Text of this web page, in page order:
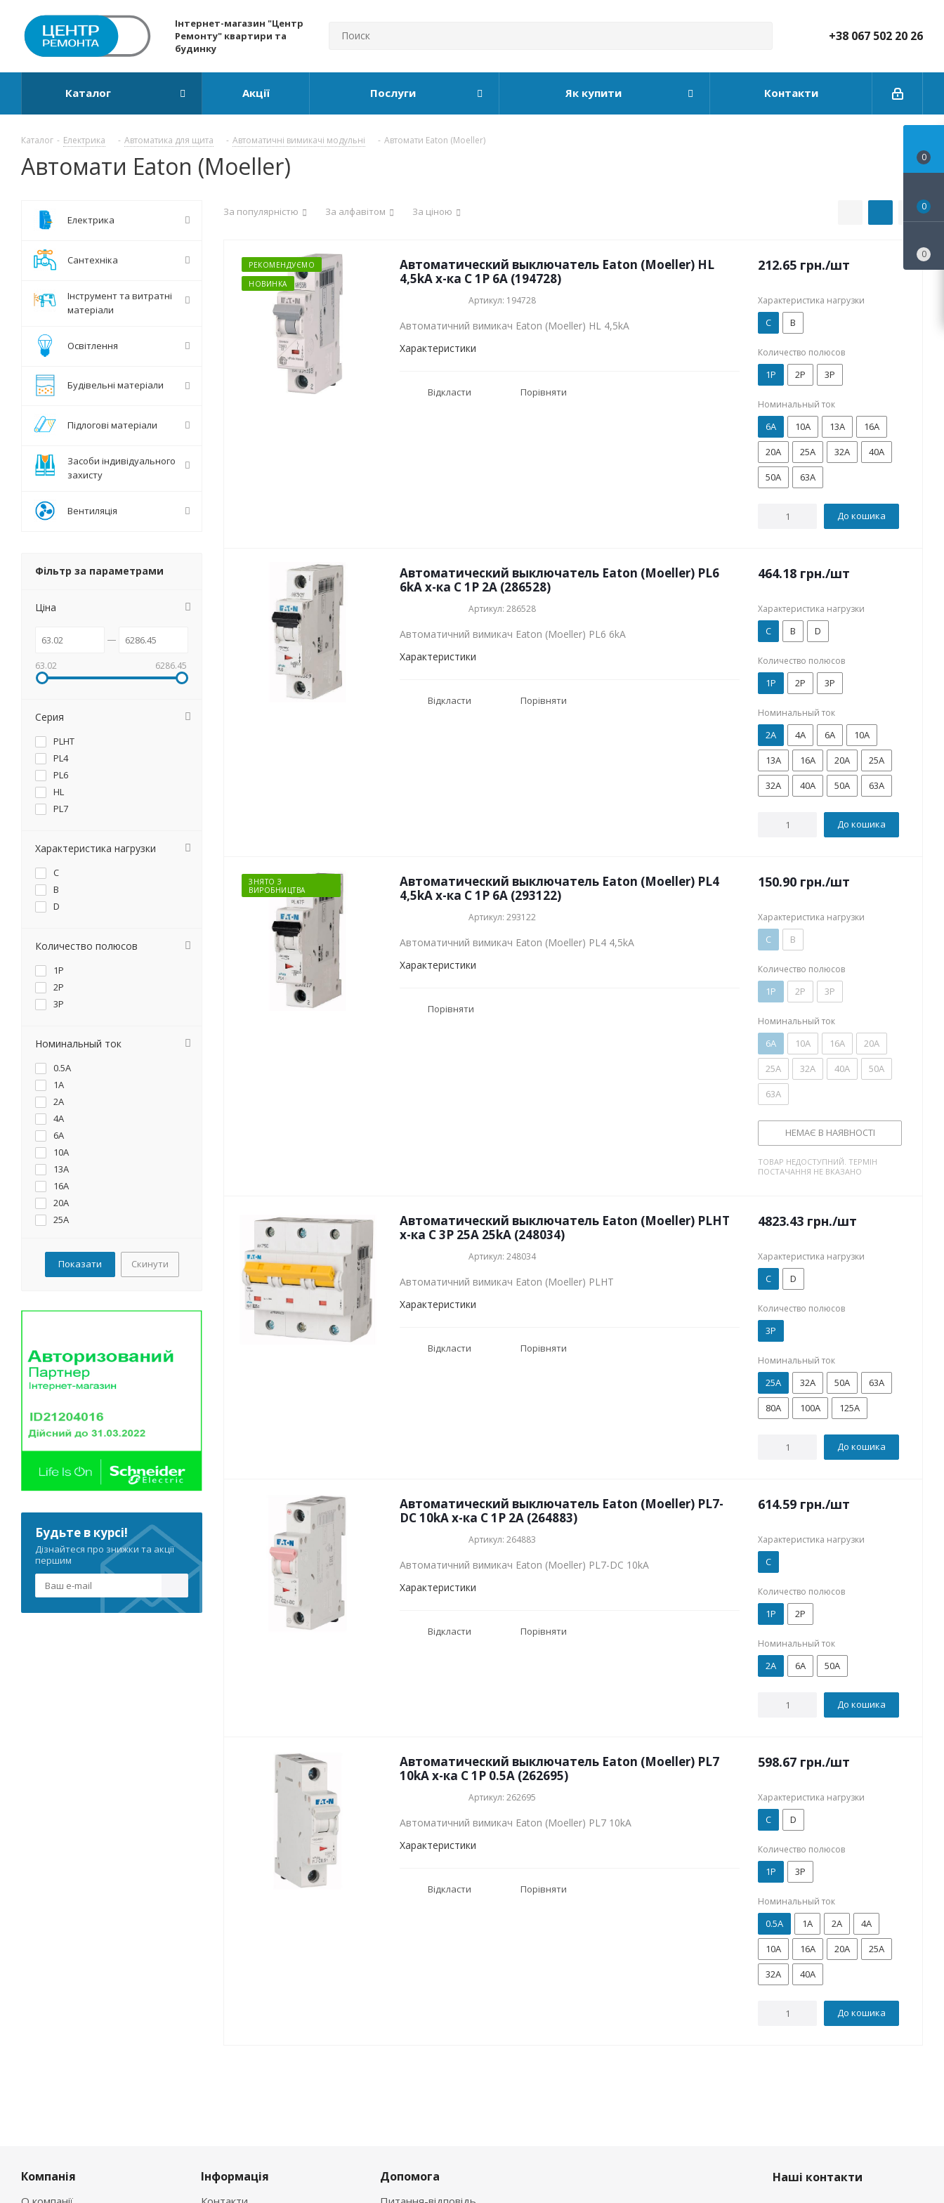
Інтернет-магазин "Центр
Ремонту" квартири та
будинку
+38 067 502 20 26
Каталог Акції Послуги Як купити Контакти
Каталог - Електрика - Автоматика для щита - Автоматичні вимикачі модульні - Автомати Eaton (Moeller)
Автомати Eaton (Moeller)
За популярністю За алфавітом За ціною
РЕКОМЕНДУЄМО
НОВИНКА
Автоматический выключатель Eaton (Moeller) HL
4,5kA х-ка C 1P 6А (194728)
Артикул: 194728
Автоматичний вимикач Eaton (Moeller) HL 4,5kA
Характеристики
Відкласти Порівняти
212.65 грн./шт
Характеристика нагрузки
C B
Количество полюсов
1P 2P 3P
Номинальный ток
6А 10А 13А
16А
20А
25А 32А
40А
50А
63А
До кошика
Автоматический выключатель Eaton (Moeller) PL6
6kA х-ка C 1P 2А (286528)
Артикул: 286528
Автоматичний вимикач Eaton (Moeller) PL6 6kA
Характеристики
Відкласти Порівняти
464.18 грн./шт
Характеристика нагрузки
C B D
Количество полюсов
1P 2P 3P
Номинальный ток
2А 4А 6А
10А
13А
16А 20А
25А
32А
40А 50А 63А
До кошика
ЗНЯТО З
ВИРОБНИЦТВА
Автоматический выключатель Eaton (Moeller) PL4
4,5kA х-ка C 1P 6А (293122)
Артикул: 293122
Автоматичний вимикач Eaton (Moeller) PL4 4,5kA
Характеристики
Порівняти
150.90 грн./шт
Характеристика нагрузки
C B
Количество полюсов
1P 2P 3P
Номинальный ток
6А 10А 16А
20А
25А
32А 40А
50А
63А
НЕМАЄ В НАЯВНОСТІ
ТОВАР НЕДОСТУПНИЙ. ТЕРМІН
ПОСТАЧАННЯ НЕ ВКАЗАНО
Автоматический выключатель Eaton (Moeller) PLHT
х-ка C 3P 25А 25kA (248034)
Артикул: 248034
Автоматичний вимикач Eaton (Moeller) PLHT
Характеристики
Відкласти Порівняти
4823.43 грн./шт
Характеристика нагрузки
C D
Количество полюсов
3P
Номинальный ток
25А 32А 50А
63А
80А
100А 125А
До кошика
Автоматический выключатель Eaton (Moeller) PL7-
DC 10kA х-ка C 1P 2А (264883)
Артикул: 264883
Автоматичний вимикач Eaton (Moeller) PL7-DC 10kA
Характеристики
Відкласти Порівняти
614.59 грн./шт
Характеристика нагрузки
C
Количество полюсов
1P 2P
Номинальный ток
2А 6А 50А
До кошика
Автоматический выключатель Eaton (Moeller) PL7
10kA х-ка C 1P 0.5А (262695)
Артикул: 262695
Автоматичний вимикач Eaton (Moeller) PL7 10kA
Характеристики
Відкласти Порівняти
598.67 грн./шт
Характеристика нагрузки
C D
Количество полюсов
1P 3P
Номинальный ток
0.5А 1А 2А
4А
10А
16А 20А
25А
32А
40А
До кошика
Електрика
Сантехніка
Інструмент та витратні
матеріали
Освітлення
Будівельні матеріали
Підлогові матеріали
Засоби індивідуального
захисту
Вентиляція
Фільтр за параметрами
Ціна
63.02 6286.45
Серия
PLHT
PL4
PL6
HL
PL7
Характеристика нагрузки
C
B
D
Количество полюсов
1P
2P
3P
Номинальный ток
0.5А
1А
2А
4А
6А
10А
13А
16А
20А
25А
40А
50А
Скинути
Будьте в курсі!
Дізнайтеся про знижки та акції
першим
Компанія Інформація Допомога
Наші контакти
0
0
0